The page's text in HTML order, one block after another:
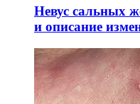
Невус сальных
и описание